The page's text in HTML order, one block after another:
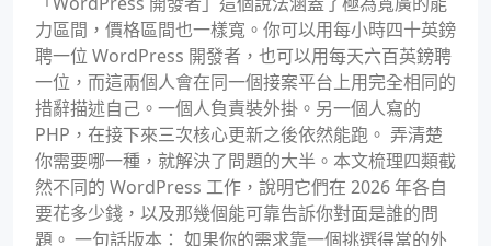
力區間，價格區間也一樣寬。你可以用每小時四十英鎊
聘一位 WordPress 開發者，也可以用每天六百英鎊聘
一位，而這兩個人會在同一個接案平台上用完全相同的
措辭描述自己。一個人負責裝外掛。另一個人寫的
PHP，在接下來三次核心更新之後依然能跑。 弄清楚
你需要哪一種，就解決了問題的大半。本文梳理四類截
然不同的 WordPress 工作，說明它們在 2026 年各自
要花多少錢，以及那幾個能可靠告訴你對面是誰的問
題。 一句話版本： 如果你的需求靠一個挑選得當的外